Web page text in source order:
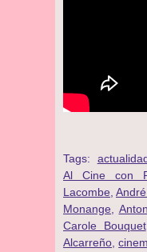
Tags:
Al Cine con
Lacombe
Monange
Carole Bouquet
Alcarreño ,